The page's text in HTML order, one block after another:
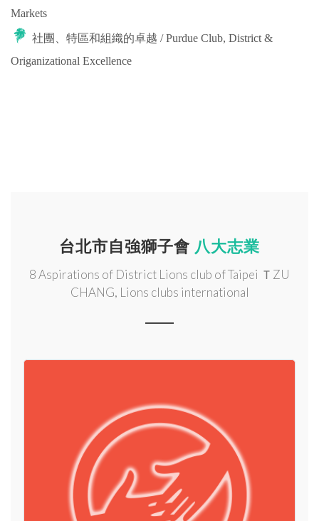
Markets
社團、特區和組織的卓越 / Purdue Club, District &
Origanizational Excellence
台北市自強獅子會 八大志業
8 Aspirations of District Lions club of Taipei ＴZU
CHANG, Lions clubs international